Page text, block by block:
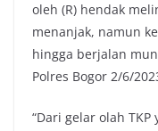
oleh (R) hendak
menanjak, namun
hingga berjalan
Polres Bogor 2/6/
“Dari gelar olah